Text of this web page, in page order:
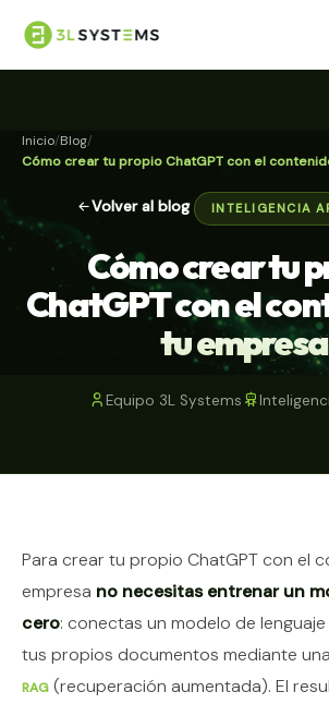
Inicio Blog
Cómo crear tu propio ChatGPT con el
Volver al blog INTELIGENCIA
Cómo crear tu
ChatGPT con el
tu empresa
Equipo 3L Systems
Contenido del artículo
Para crear tu propio ChatGPT con el
empresa no necesitas entrenar un
cero: conectas un modelo de
tus propios documentos mediante
RAG (recuperación aumentada). El